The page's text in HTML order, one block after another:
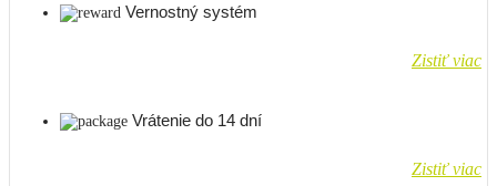
Vernostný systém
Zistiť viac
Vrátenie do 14 dní
Zistiť viac